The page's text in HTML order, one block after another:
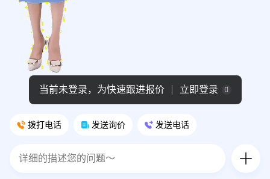
拨打电话 发送询价 发送电话
当前未登录，为快速跟进报价 立即登录